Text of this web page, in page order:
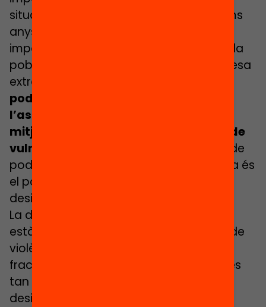
situacions de pobresa extrema. Els últims
anys hem tingut creixements del PIB
importants però no aconseguim reduir la
població que viu en situacions de pobresa
extrema.
poder en poques mans i trenca
l’ascensor social, condemna classes
mitjanes anar-se’n cap a situacions de
vulnerabilitat.
Abans la concentració de
poder era del poder econòmic, però ara és
el poder tecnològic i el poder de la
desinformació.
La desigualtat, en molts països, també
està lligada a l’expressió de situacions de
violència. Quanta més desigualtat, més
fractura social, més violència. Per això és
tan rellevant actuar davant de les
desigualtats econòmiques, socials,